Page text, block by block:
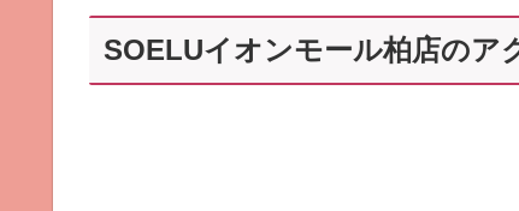
SOELUイオンモール柏店のア